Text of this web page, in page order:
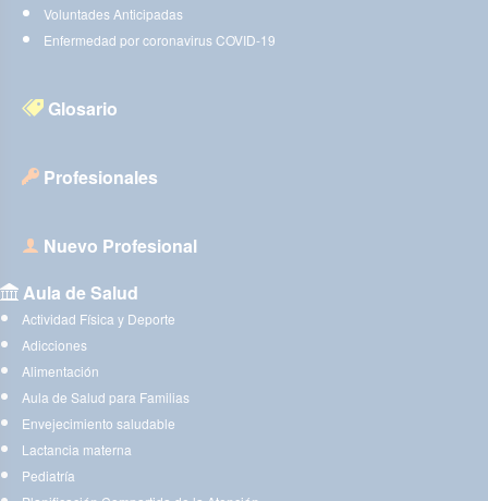
Voluntades Anticipadas
Enfermedad por coronavirus COVID-19
Glosario
Profesionales
Nuevo Profesional
Aula de Salud
Actividad Física y Deporte
Adicciones
Alimentación
Aula de Salud para Familias
Envejecimiento saludable
Lactancia materna
Pediatría